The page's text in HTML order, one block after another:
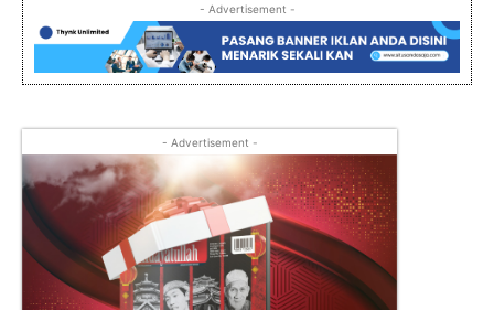
- Advertisement -
- Advertisement -